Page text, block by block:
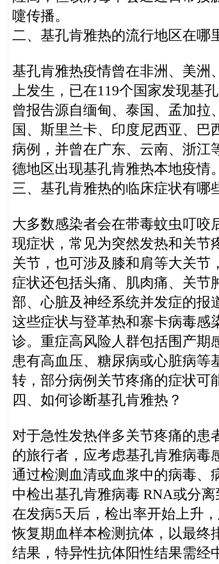
嚏传播。
二、基孔肯雅热的流行地区在哪
基孔肯雅热疫情曾在非洲、美洲
上发生，已在119个国家发现基
曾报告源自缅甸、泰国、孟加拉
国、斯里兰卡、印度尼西亚、
病例，并曾在广东、云南、浙江
德地区出现基孔肯雅热本地疫情
三、基孔肯雅热的临床症状有哪
大多数感染者会在带毒蚊虫叮
现症状，常见为突然发热和关节
关节，也可涉及膝和肩等大关节
症状还包括头痛、肌肉痛、关节
部、心脏及神经系统并发症的报
这些症状与登革热和寨卡病毒感
诊。重症高风险人群包括围产期
患有高血压、糖尿病或心脏病等
转，部分病例关节疼痛的症状可
四、如何诊断基孔肯雅热？
对于急性发热伴多关节疼痛的患
的旅行者，应考虑基孔肯雅病毒
通过检测血清或血浆中的病毒、
中检出基孔肯雅病毒 RNA或分
在发病5天后，检出率开始上升
恢复期血样本检测抗体，以最终
结果，特异性抗体阳性结果需经